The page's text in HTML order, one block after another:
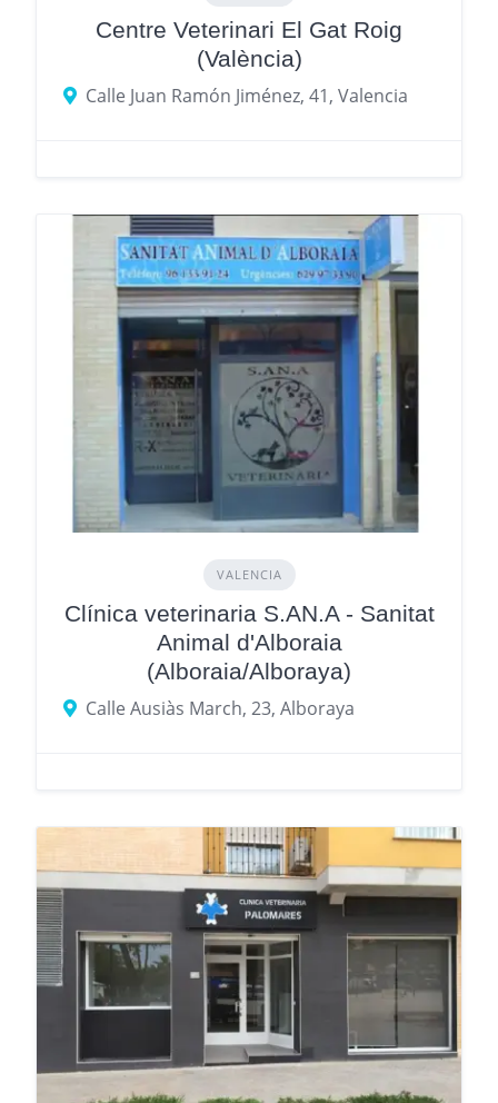
Centre Veterinari El Gat Roig
(València)
Calle Juan Ramón Jiménez, 41, Valencia
VALENCIA
Clínica veterinaria S.AN.A - Sanitat
Animal d'Alboraia
(Alboraia/Alboraya)
Calle Ausiàs March, 23, Alboraya